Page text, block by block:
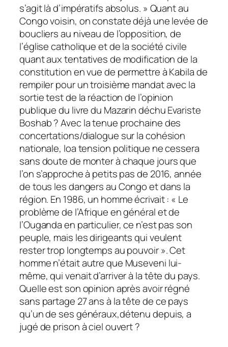
s’agit là d’impératifs absolus. » Quant au
Congo voisin, on constate déjà une levée de
boucliers au niveau de l’opposition, de
l’église catholique et de la société civile
quant aux tentatives de modification de la
constitution en vue de permettre à Kabila de
rempiler pour un troisième mandat avec la
sortie test de la réaction de l’opinion
publique du livre du Mazarin déchu Evariste
Boshab ? Avec la tenue prochaine des
concertations/dialogue sur la cohésion
nationale, loa tension politique ne cessera
sans doute de monter à chaque jours que
l’on s’approche à petits pas de 2016, année
de tous les dangers au Congo et dans la
région. En 1986, un homme écrivait : « Le
problème de l’Afrique en général et de
l’Ouganda en particulier, ce n’est pas son
peuple, mais les dirigeants qui veulent
rester trop longtemps au pouvoir ». Cet
homme n’était autre que Museveni lui-
même, qui venait d’arriver à la tête du pays.
Quelle est son opinion après avoir régné
sans partage 27 ans à la tête de ce pays
qu’un de ses généraux,détenu depuis, a
jugé de prison à ciel ouvert ?